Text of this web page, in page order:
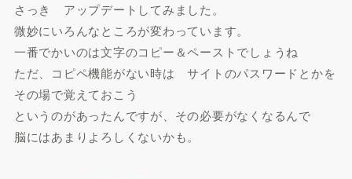
さっき アップデートしてみました。
微妙にいろんなところが変わっています。
一番でかいのは文字のコピー＆ペーストでしょうね
ただ、コピペ機能がない時は サイトのパスワードとかを
その場で覚えておこう
というのがあったんですが、その必要がなくなるんで
脳にはあまりよろしくないかも。